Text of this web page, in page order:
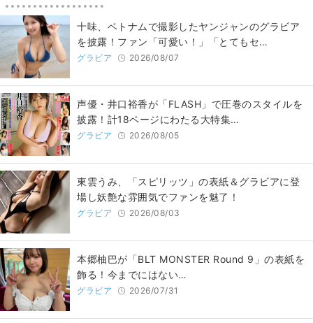
十味、ベトナムで撮影したヤンジャンのグラビア
を披露！ファン「可愛い！」「とてもセ…
グラビア 2026/08/07
声優・井口裕香が「FLASH」で圧巻のスタイルを
披露！計18ページにわたる大特集…
グラビア 2026/08/05
東雲うみ、「スピリッツ」の表紙＆グラビアに登
場し妖艶な雰囲気でファンを魅了！
グラビア 2026/08/03
本郷柚巴が「BLT MONSTER Round 9」の表紙を
飾る！今までにはない…
グラビア 2026/07/31